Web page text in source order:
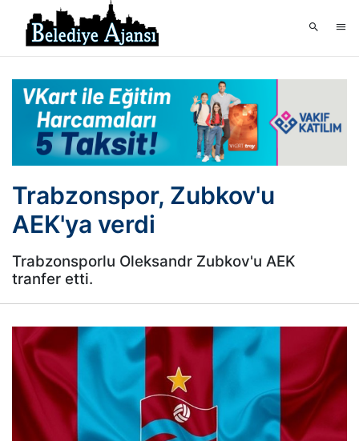
Trabzonspor, Zubkov'u
AEK'ya verdi
Trabzonsporlu Oleksandr Zubkov'u AEK
tranfer etti.